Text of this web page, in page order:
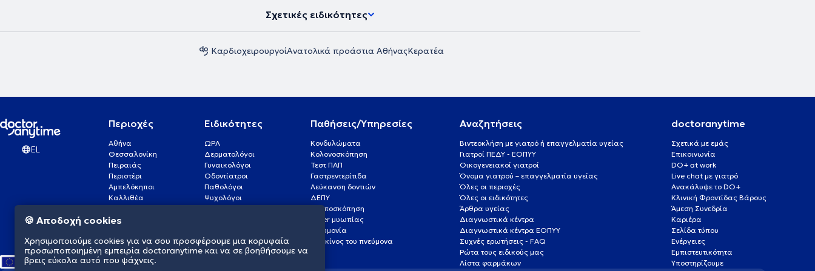
Σχετικές ειδικότητες
ΚαρδιοχειρουργοίΑνατολικά προάστια ΑθήναςΚερατέα
EL
Περιοχές
Αθήνα
Θεσσαλονίκη
Πειραιάς
Περιστέρι
Αμπελόκηποι
Καλλιθέα
Πάτρα
Γλυφάδα
Νέα Σμύρνη
Ειδικότητες
ΩΡΛ
Δερματολόγοι
Γυναικολόγοι
Οδοντίατροι
Παθολόγοι
Ψυχολόγοι
Οφθαλμίατροι
Καρδιολόγοι
Παθήσεις/Υπηρεσίες
Κονδυλώματα
Κολονοσκόπηση
Τεστ ΠΑΠ
Γαστρεντερίτιδα
Λεύκανση δοντιών
ΔΕΠΥ
Κολποσκόπηση
Laser μυωπίας
Πνευμονία
Καρκίνος του πνεύμονα
Αναζητήσεις
Βιντεοκλήση με γιατρό ή επαγγελματία υγείας
Γιατροί ΠΕΔΥ - ΕΟΠΥΥ
Οικογενειακοί γιατροί
Όνομα γιατρού – επαγγελματία υγείας
Όλες οι περιοχές
Όλες οι ειδικότητες
Άρθρα υγείας
Διαγνωστικά κέντρα
Διαγνωστικά κέντρα ΕΟΠΥΥ
Συχνές ερωτήσεις - FAQ
Ρώτα τους ειδικούς μας
Λίστα φαρμάκων
doctoranytime
Σχετικά με εμάς
Επικοινωνία
DO+ at work
Live chat με γιατρό
Ανακάλυψε το DO+
Κλινική Φροντίδας Βάρους
Άμεση Συνεδρία
Καριέρα
Σελίδα τύπου
Ενέργειες
Εμπιστευτικότητα
Υποστηρίζουμε
🍪 Αποδοχή cookies
Χρησιμοποιούμε cookies για να σου προσφέρουμε μια κορυφαία
προσωποποιημένη εμπειρία doctoranytime και να σε βοηθήσουμε να
βρεις εύκολα αυτό που ψάχνεις.